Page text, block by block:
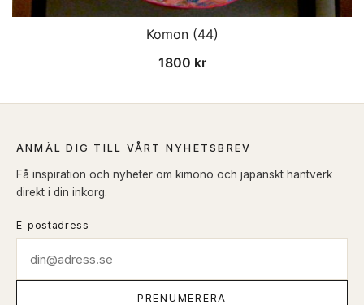
Komon (44)
1800 kr
ANMÄL DIG TILL VÅRT NYHETSBREV
Få inspiration och nyheter om kimono och japanskt hantverk
direkt i din inkorg.
E-postadress
PRENUMERERA